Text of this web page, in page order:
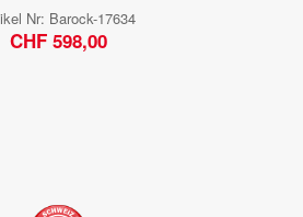
Nr: Barock-17634
CHF 598,00